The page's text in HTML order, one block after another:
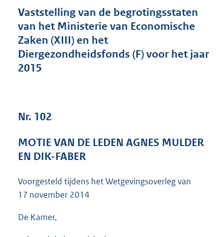
s
g
o
o
b
Vaststelling van de begrotingsstaten
van het Ministerie van Economische
Zaken (XIII) en het
Diergezondheidsfonds (F) voor het jaar
2015
Nr. 102
MOTIE VAN DE LEDEN AGNES MULDER
EN DIK-FABER
Voorgesteld tijdens het Wetgevingsoverleg van
17 november 2014
De Kamer,